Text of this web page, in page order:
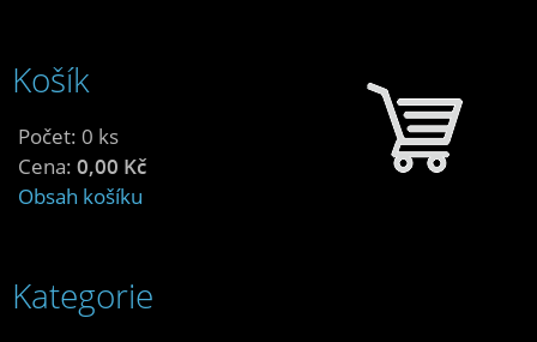
Košík
Počet: 0 ks
Cena: 0,00 Kč
Obsah košíku
Kategorie